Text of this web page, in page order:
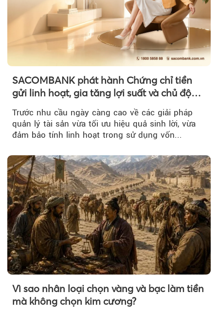
SACOMBANK phát hành Chứng chỉ tiền
gửi linh hoạt, gia tăng lợi suất và chủ động
nguồn vốn cho khách hàng
Trước nhu cầu ngày càng cao về các giải pháp
quản lý tài sản vừa tối ưu hiệu quả sinh lời, vừa
đảm bảo tính linh hoạt trong sử dụng vốn...
Vì sao nhân loại chọn vàng và bạc làm tiền
mà không chọn kim cương?